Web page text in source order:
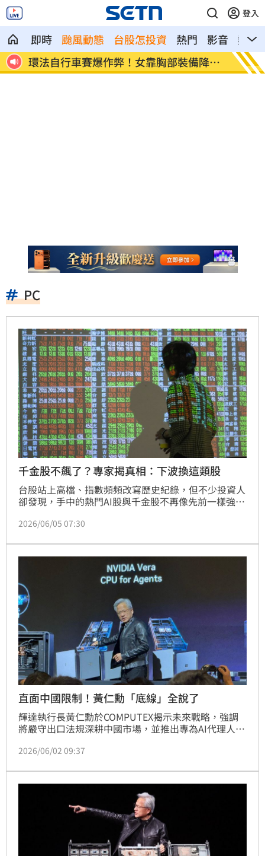
登入
即時 颱風動態 台股怎投資 熱門 影音
熱搜
風
學霸牙醫槓離職員工 為3萬筆電互告慘勝 俄羅
PC
千金股不飆了？專家揭真相：下波換這類股
台股站上高檔、指數頻頻改寫歷史紀錄，但不少投資人
卻發現，手中的熱門AI股與千金股不再像先前一樣強
位階個股又為何補漲？資深分析師陳智霖在《錢鏡你
2026/06/05 07:30
直面中國限制！黃仁勳「底線」全說了
輝達執行長黃仁勳於COMPUTEX揭示未來戰略，強調
將嚴守出口法規深耕中國市場，並推出專為AI代理人架
手打造RTX Spark，結合龐大軟體堆疊優勢，推動PC從
達利用DLSS與NVFP4壓縮技術提升運算效率，有效解
決記憶體短缺瓶頸，並透過全球供應鏈支援持續引領AI
2026/06/02 09:37